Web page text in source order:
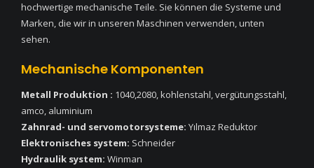
hochwertige mechanische Teile. Sie können die Systeme und
Marken, die wir in unseren Maschinen verwenden, unten
sehen.
Mechanische Komponenten
Metall Produktion : 1040,2080, kohlenstahl, vergütungsstahl,
amco, aluminium
Zahnrad- und servomotorsysteme: Yılmaz Reduktor
Elektronisches system: Schneider
Hydraulik system: Winman